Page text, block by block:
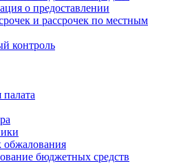
о предоставлении
и рассрочек по местным
контроль
палата
обжалования
бюджетных средств